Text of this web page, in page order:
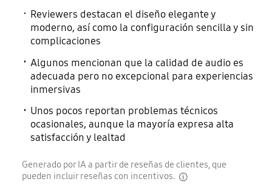
Reviewers destacan el diseño elegante y
moderno, así como la configuración sencilla y sin
complicaciones
Algunos mencionan que la calidad de audio es
adecuada pero no excepcional para experiencias
inmersivas
Unos pocos reportan problemas técnicos
ocasionales, aunque la mayoría expresa alta
satisfacción y lealtad
Generado por IA a partir de reseñas de clientes, que
pueden incluir reseñas con incentivos.